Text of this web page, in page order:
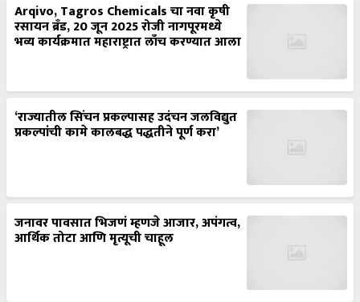
Arqivo, Tagros Chemicals चा नवा कृषी
रसायन ब्रँड, 20 जून 2025 रोजी नागपूरमध्ये
भव्य कार्यक्रमात महाराष्ट्रात लाँच करण्यात आला
‘राज्यातील सिंचन प्रकल्पासह उदंचन जलविद्युत
प्रकल्पांची कामे कालबद्ध पद्धतीने पूर्ण करा’
जनावर पावसात भिजणं म्हणजे आजार, अपंगत्व,
आर्थिक तोटा आणि मृत्यूची चाहूल